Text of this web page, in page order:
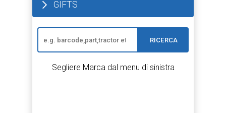
GIFTS
RICERCA
Segliere Marca dal menu di sinistra